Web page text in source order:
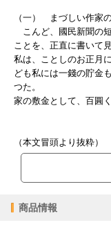
（一） まづしい作家
こんど、國民新聞の
ことを、正直に書いて
私は、ことしのお正月
ども私には一錢の貯金
つた。
家の敷金として、百圓
（本文冒頭より抜粋）
商品情報